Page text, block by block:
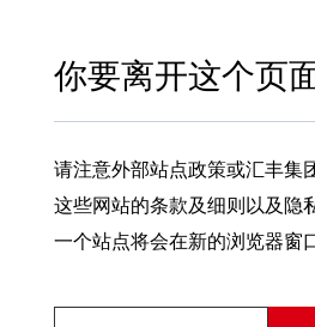
你要离开这个页
请注意外部站点政策或汇丰集
这些网站的条款及细则以及隐
一个站点将会在新的浏览器窗